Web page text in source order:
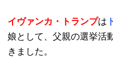
イヴァンカ・トランプは
娘として、父親の選挙活
きました。